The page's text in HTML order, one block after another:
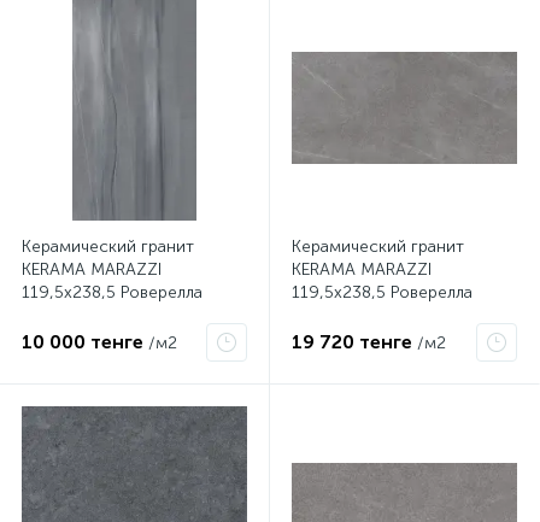
Керамический гранит
KERAMA MARAZZI
119,5х238,5 Роверелла
DL590400R
10 000 тенге /м2
Керамический гранит
KERAMA MARAZZI
119,5х238,5 Роверелла
DL590500R
19 720 тенге /м2